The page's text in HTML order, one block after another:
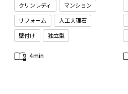
クリンレディ
マンション
リフォーム
人工大理石
壁付け
独立型
4min